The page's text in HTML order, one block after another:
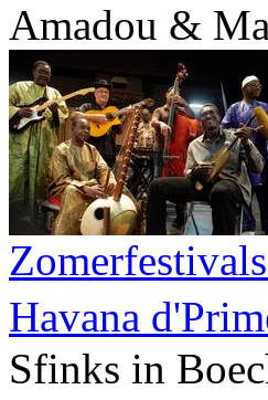
Amadou &
Havana
Sfinks in